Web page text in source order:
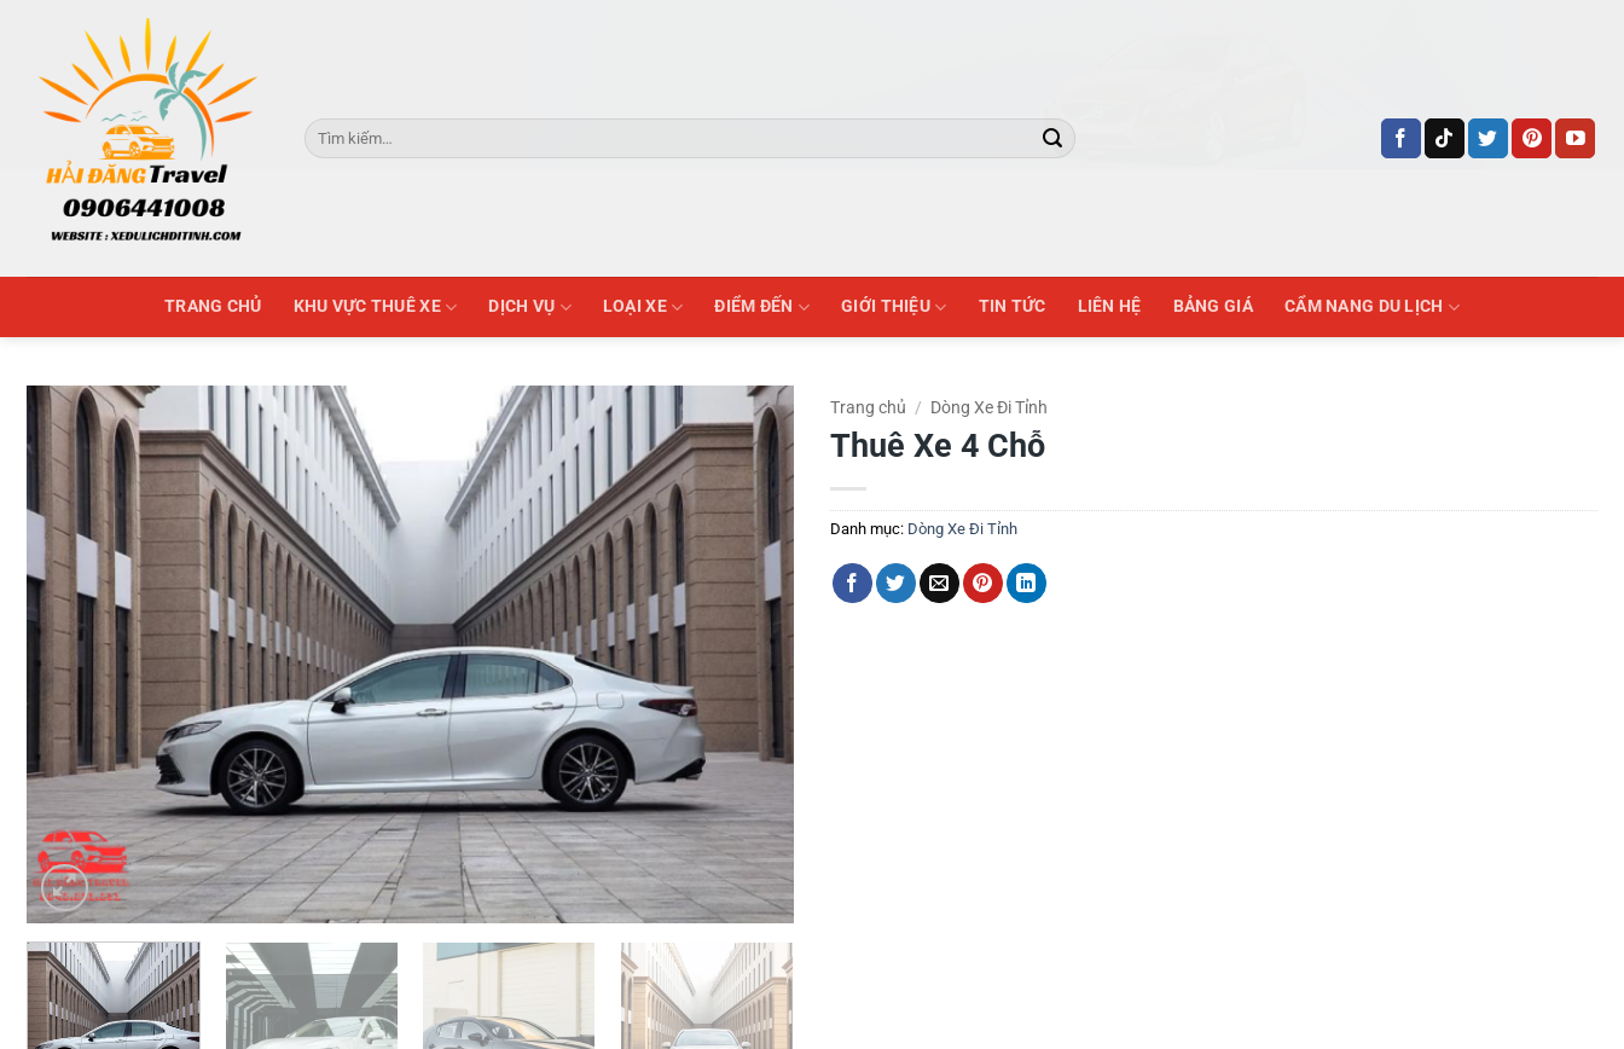
content
Tìm
kiếm:
TRANG CHỦ KHU VỰC THUÊ XE DỊCH VỤ LOẠI XE ĐIỂM ĐẾN GIỚI THIỆU TIN TỨC LIÊN HỆ BẢNG GIÁ CẨM NANG DU LỊCH
Trang chủ / Dòng Xe Đi Tỉnh
Thuê Xe 4 Chỗ
Danh mục: Dòng Xe Đi Tỉnh